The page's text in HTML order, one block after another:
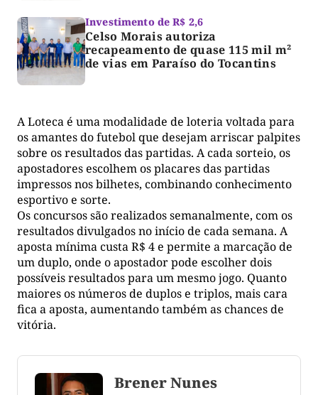
Investimento de R$ 2,6
Celso Morais autoriza
recapeamento de quase 115 mil m²
de vias em Paraíso do Tocantins
A Loteca é uma modalidade de loteria voltada para
os amantes do futebol que desejam arriscar palpites
sobre os resultados das partidas. A cada sorteio, os
apostadores escolhem os placares das partidas
impressos nos bilhetes, combinando conhecimento
esportivo e sorte.
Os concursos são realizados semanalmente, com os
resultados divulgados no início de cada semana. A
aposta mínima custa R$ 4 e permite a marcação de
um duplo, onde o apostador pode escolher dois
possíveis resultados para um mesmo jogo. Quanto
maiores os números de duplos e triplos, mais cara
fica a aposta, aumentando também as chances de
vitória.
Brener Nunes